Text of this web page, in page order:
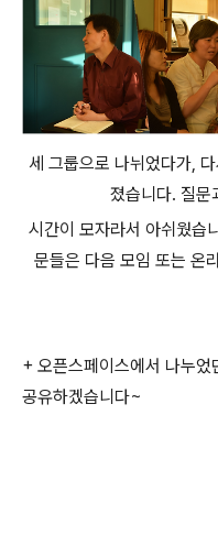
세 그룹으로 나뉘었다가,
졌습니다. 질문
시간이 모자라서 아쉬웠습
문들은 다음 모임 또는 온
+ 오픈스페이스에서 나누
공유하겠습니다~